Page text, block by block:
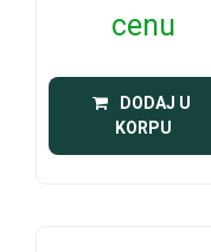
cenu
DODAJ U
KORPU